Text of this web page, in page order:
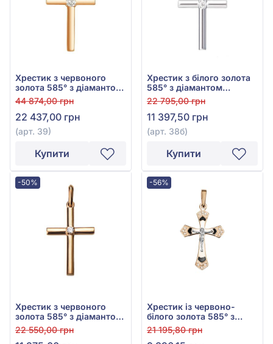
Хрестик з червоного
золота 585° з діамантом
0,085ct, арт. 39
44 874,00 грн
22 437,00 грн
(арт. 39)
Купити
Хрестик з білого золота
585° з діамантом
0,024ct, арт. 38б
22 795,00 грн
11 397,50 грн
(арт. 38б)
Купити
-50%
Хрестик з червоного
золота 585° з діамантом
0,024ct, арт. 38
22 550,00 грн
-56%
Хрестик із червоно-
білого золота 585° з
чорною емаллю та
фіанітом/куб.цирконієм,
21 195,80 грн